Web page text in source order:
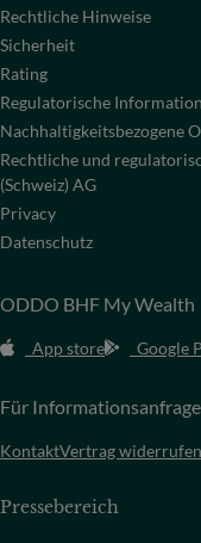
Rechtliche Hinweise
Sicherheit
Rating
Regulatorische
Nachhaltigkeitsbezogene
Rechtliche und
(Schweiz) AG
Privacy
Datenschutz
ODDO BHF My Wealth
App store Google
Für
KontaktVertrag widerrufen
Pressebereich